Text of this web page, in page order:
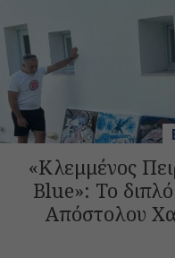
«Κλεμμένος
Blue»: Το
Απόστολου